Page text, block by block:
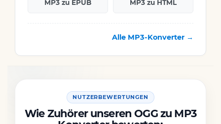
MP3 zu EPUB MP3 zu HTML
Alle MP3-Konverter →
NUTZERBEWERTUNGEN
Wie Zuhörer unseren OGG zu MP3